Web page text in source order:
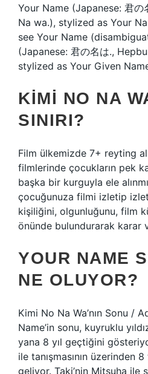
Your Name (Japanese: 君
Na wa.), stylized as Your
see Your Name
(Japanese: 君の名は.,
stylized as Your Given
KIMI NO NA
SINIRI?
Film ülkemizde 7+ reyting
filmlerinde çocukların pek
başka bir kurguyla ele
çocuğunuza filmi izletip
kişiliğini, olgunluğunu, film
önünde bulundurarak karar
YOUR NAME
NE OLUYOR?
Kimi No Na Wa’nın Sonu /
Name’in sonu, kuyruklu
yana 8 yıl geçtiğini
ile tanışmasının üzerinden
geliyor. Taki’nin Mitsuha ile